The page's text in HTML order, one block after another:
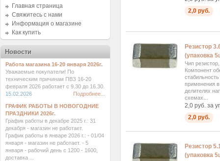
2,0 руб.
Резистор
(упаковка
Чип
Компонент
применения в
делителях
схемах...
2,0 руб. за
2,0 руб.
Резистор
(упаковка
Главная страница
Свяжитесь с нами
Информация о магазине
Как купить
Новости
Работа магазина 16-20 января 2026г.
Уважаемые покупатели! По
техническим причинам ПВЗ 16-20
февраля 2026 работает с 9.30 до 16.30.
15.02.2026
Подробнее...
ГРАФИК РАБОТЫ В НОВОГОДНИЕ
ПРАЗДНИКИ 2026г.
График работы в декабре 2025 г.: 31
декабря - магазин не работает.
График работы в январе 2026 г.: - 01/04
января - магазин не работает. - 5
января - рабочий день с 1200 - 1600,
доставка ...